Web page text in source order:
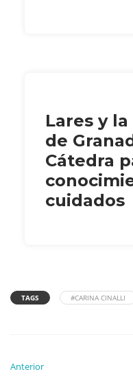
Lares y
de
Cátedra
cuidados
TAGS #CARINA CINALLI
Anterior